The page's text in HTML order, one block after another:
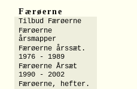
Færøerne
Tilbud Færøerne
Færøerne
årsmapper
Færøerne årssæt.
1976 - 1989
Færøerne Årsæt
1990 - 2002
Færøerne, hefter.